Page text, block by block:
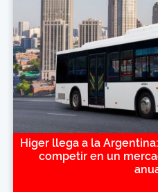
Higer llega a la
competir en un